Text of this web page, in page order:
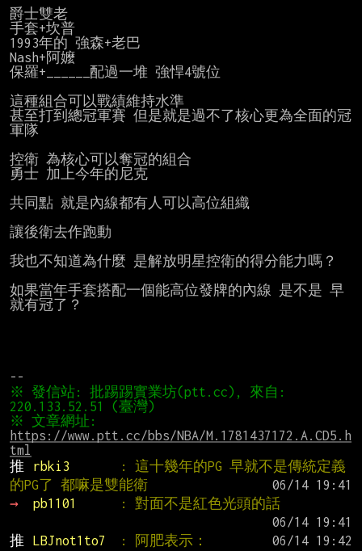
爵士雙老
手套+坎普
1993年的 強森+老巴
Nash+阿嬤
保羅+______配過一堆 強悍4號位
這種組合可以戰績維持水準
甚至打到總冠軍賽 但是就是過不了核心更為全面的冠
軍隊
控衛 為核心可以奪冠的組合
勇士 加上今年的尼克
共同點 就是內線都有人可以高位組織
讓後衛去作跑動
我也不知道為什麼 是解放明星控衛的得分能力嗎？
如果當年手套搭配一個能高位發牌的內線 是不是 早
就有冠了？
※ 發信站: 批踢踢實業坊(ptt.cc), 來自:
https://www.ptt.cc/bbs/NBA/M.1781437172.A.CD5.h
tml
推
rbki3
: 這十幾年的PG 早就不是傳統定義
的PG了 都嘛是雙能衛
→
pb1101
: 對面不是紅色光頭的話
推
LBJnot1to7 : 阿肥表示：